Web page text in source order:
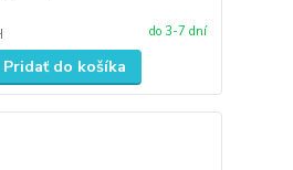
do 3-7 dní
Pridať do košíka